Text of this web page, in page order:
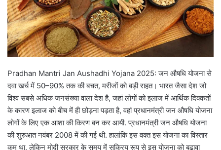
Pradhan Mantri Jan Aushadhi Yojana 2025: जन औषधि योजना से
दवा खर्च में 50–90% तक की बचत, मरीजों को बड़ी राहत। भारत जैसा देश जो
विश्व सबसे अधिक जनसंख्या वाला देश है, जहां लोगों को इलाज में आर्थिक दिक्कतों
के कारण इलाज को बीच में ही छोड़ना पड़ता है, वहां प्रधानमंत्री जन औषधि योजना
लोगों के लिए एक आशा की किरण बन कर आयी. प्रधानमंत्री जन औषधि योजना
की शुरुआत नवंबर 2008 में की गई थी. हालांकि इस वक्त इस योजना का विस्तार
कम था, लेकिन मोदी सरकार के समय में सक्रिय रूप से इस योजना को बढ़ावा